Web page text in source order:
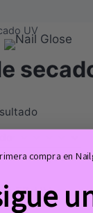
UV
LED UV
compra en